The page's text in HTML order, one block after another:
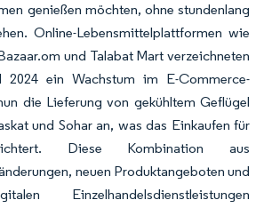
genießen möchten, ohne stundenlang
Online-Lebensmittelplattformen wie
und Talabat Mart verzeichneten
2024 ein Wachstum im E-Commerce-
die Lieferung von gekühltem Geflügel
und Sohar an, was das Einkaufen für
Diese Kombination aus
neuen Produktangeboten und
Einzelhandelsdienstleistungen